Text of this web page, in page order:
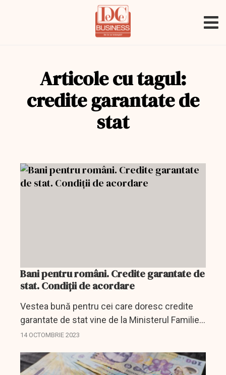
Articole cu tagul:
credite garantate de
stat
Bani pentru români. Credite garantate de
stat. Condiții de acordare
Vestea bună pentru cei care doresc credite
garantate de stat vine de la Ministerul Familiei,
Tineretului și Egalității de Șanse (MFTES).
14 OCTOMBRIE 2023